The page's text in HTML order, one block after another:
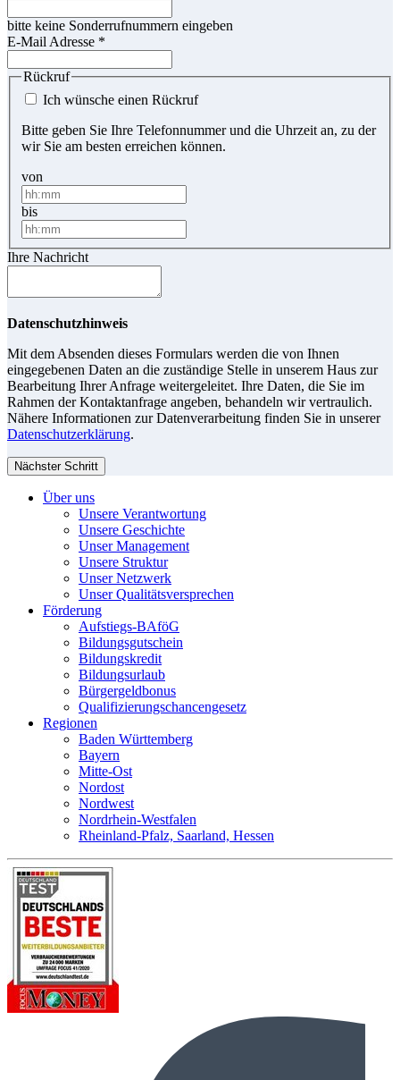
bitte keine Sonderrufnummern eingeben
E-Mail Adresse *
Rückruf
Ich wünsche einen Rückruf
Bitte geben Sie Ihre Telefonnummer und die Uhrzeit an, zu der
wir Sie am besten erreichen können.
von
bis
Ihre Nachricht
Datenschutzhinweis
Mit dem Absenden dieses Formulars werden die von Ihnen
eingegebenen Daten an die zuständige Stelle in unserem Haus zur
Bearbeitung Ihrer Anfrage weitergeleitet. Ihre Daten, die Sie im
Rahmen der Kontaktanfrage angeben, behandeln wir vertraulich.
Nähere Informationen zur Datenverarbeitung finden Sie in unserer
Datenschutzerklärung.
Nächster Schritt
Über uns
Unsere Verantwortung
Unsere Geschichte
Unser Management
Unsere Struktur
Unser Netzwerk
Unser Qualitätsversprechen
Förderung
Aufstiegs-BAföG
Bildungsgutschein
Bildungskredit
Bildungsurlaub
Bürgergeldbonus
Qualifizierungschancengesetz
Regionen
Baden Württemberg
Bayern
Mitte-Ost
Nordost
Nordwest
Nordrhein-Westfalen
Rheinland-Pfalz, Saarland, Hessen